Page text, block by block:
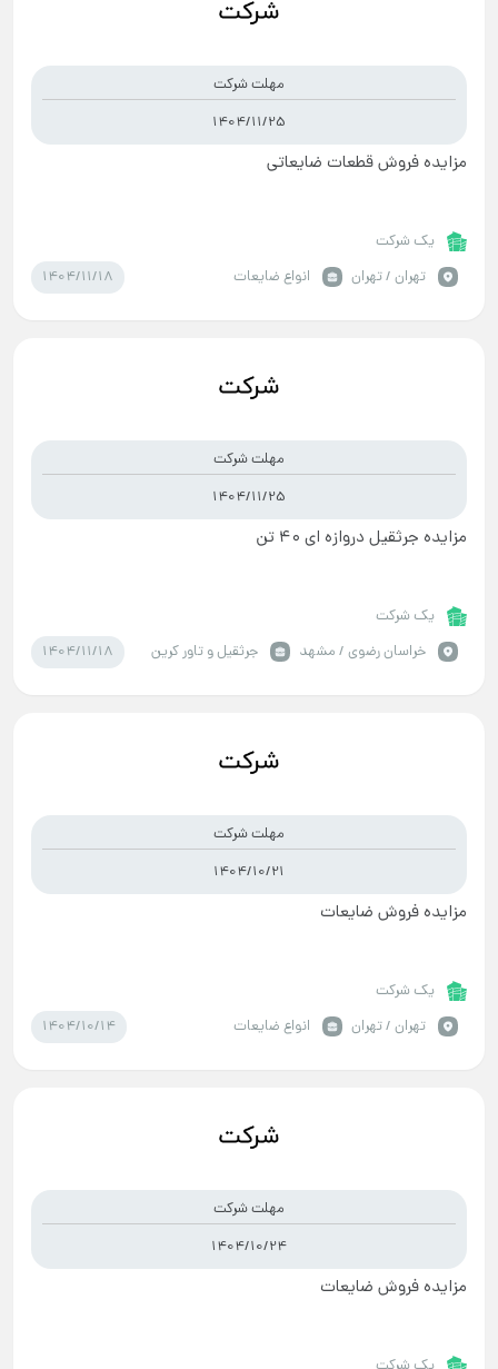
مهلت شرکت
1404/11/25
مزایده فروش قطعات ضایعاتی
یک شرکت
تهران / تهران
انواع ضایعات 1404/11/18
مهلت شرکت
1404/11/25
مزایده جرثقیل دروازه ای ۴۰ تن
یک شرکت
خراسان رضوي / مشهد
جرثقیل و تاور کرین 1404/11/18
مهلت شرکت
1404/10/21
مزایده فروش ضایعات
یک شرکت
تهران / تهران
انواع ضایعات 1404/10/14
مهلت شرکت
1404/10/24
مزایده فروش ضایعات